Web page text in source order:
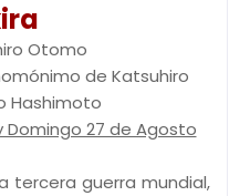
Otomo
de Katsuhiro
Hashimoto
Domingo 27 de Agosto
tercera guerra mundial,